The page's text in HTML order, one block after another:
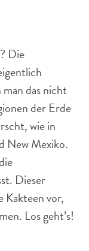
Die
das nicht
der Erde
wie in
New Mexiko.
Dieser
Kakteen vor,
Los geht’s!